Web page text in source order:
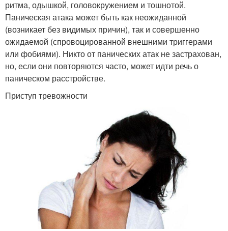
ритма, одышкой, головокружением и тошнотой.
Паническая атака может быть как неожиданной
(возникает без видимых причин), так и совершенно
ожидаемой (спровоцированной внешними триггерами
или фобиями). Никто от панических атак не застрахован,
но, если они повторяются часто, может идти речь о
паническом расстройстве.
Приступ тревожности